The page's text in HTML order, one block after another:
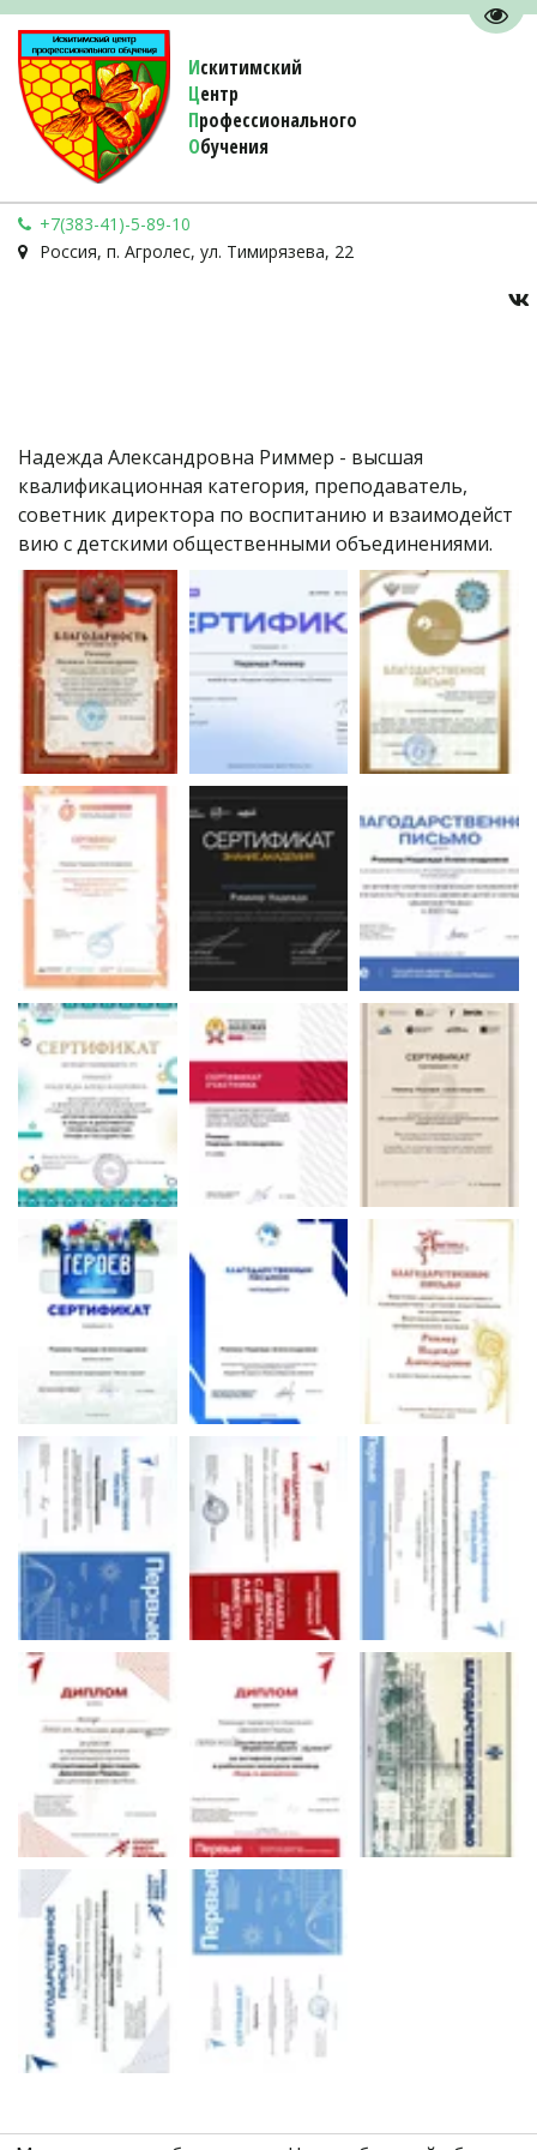
Искитимский
Центр
Профессионального
Обучения
+7(383-41)-5-89-10
Россия, п. Агролес, ул. Тимирязева, 22
Надежда Александровна Риммер - высшая
квалификационная категория, преподаватель,
советник директора по воспитанию и взаимодейст
вию с детскими общественными объединениями.